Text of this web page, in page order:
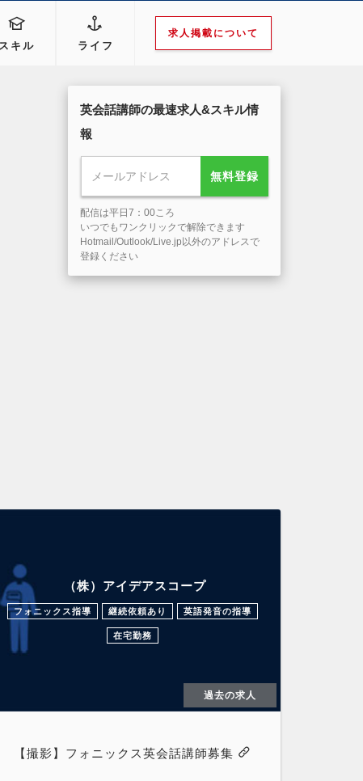
スキル ライフ
求人掲載について
英会話講師の最速求人&スキル情
報
無料登録
配信は平日7：00ころ
いつでもワンクリックで解除できます
Hotmail/Outlook/Live.jp以外のアドレスで
登録ください
（株）アイデアスコープ
フォニックス指導 継続依頼あり 英語発音の指導
在宅勤務
過去の求人
【撮影】フォニックス英会話講師募集